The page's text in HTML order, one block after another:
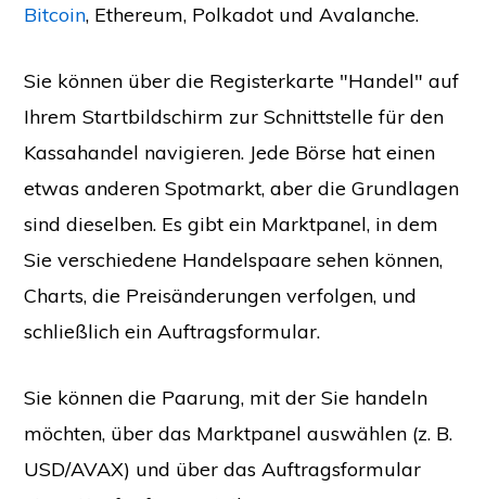
Bitcoin, Ethereum, Polkadot und Avalanche.
Sie können über die Registerkarte "Handel" auf
Ihrem Startbildschirm zur Schnittstelle für den
Kassahandel navigieren. Jede Börse hat einen
etwas anderen Spotmarkt, aber die Grundlagen
sind dieselben. Es gibt ein Marktpanel, in dem
Sie verschiedene Handelspaare sehen können,
Charts, die Preisänderungen verfolgen, und
schließlich ein Auftragsformular.
Sie können die Paarung, mit der Sie handeln
möchten, über das Marktpanel auswählen (z. B.
USD/AVAX) und über das Auftragsformular